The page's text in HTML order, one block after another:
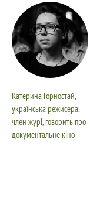
Катерина Горностай,
українська режисера,
член журі, говорить про
документальне кіно